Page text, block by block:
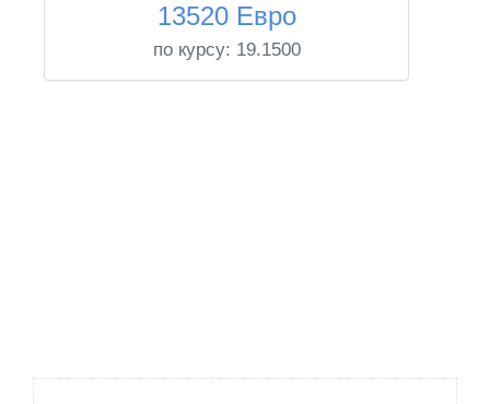
13520 Евро
по курсу: 19.1500